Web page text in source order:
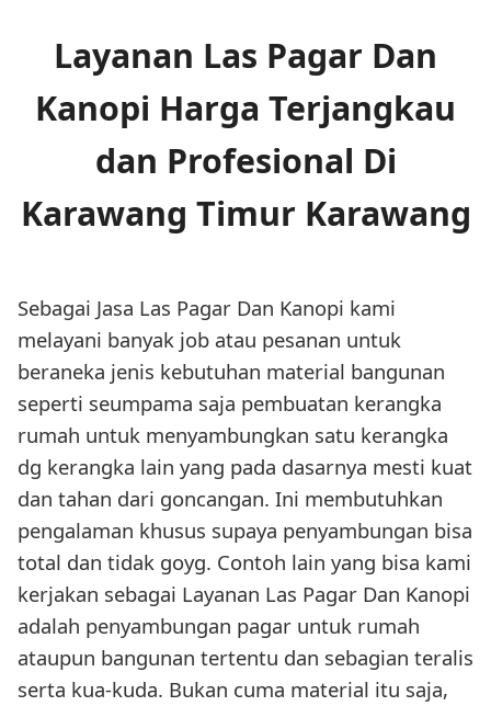
Layanan Las Pagar Dan
Kanopi Harga Terjangkau
dan Profesional Di
Karawang Timur Karawang
Sebagai Jasa Las Pagar Dan Kanopi kami
melayani banyak job atau pesanan untuk
beraneka jenis kebutuhan material bangunan
seperti seumpama saja pembuatan kerangka
rumah untuk menyambungkan satu kerangka
dg kerangka lain yang pada dasarnya mesti kuat
dan tahan dari goncangan. Ini membutuhkan
pengalaman khusus supaya penyambungan bisa
total dan tidak goyg. Contoh lain yang bisa kami
kerjakan sebagai Layanan Las Pagar Dan Kanopi
adalah penyambungan pagar untuk rumah
ataupun bangunan tertentu dan sebagian teralis
serta kua-kuda. Bukan cuma material itu saja,